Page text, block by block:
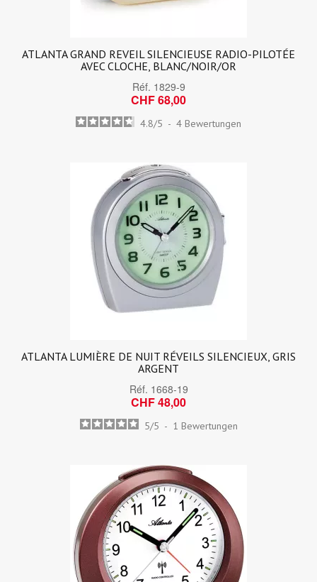
ATLANTA GRAND REVEIL SILENCIEUSE RADIO-PILOTÉE
AVEC CLOCHE, BLANC/NOIR/OR
Réf. 1829-9
CHF 68,00
4.8/5 - 4 Bewertungen
ATLANTA LUMIÈRE DE NUIT RÉVEILS SILENCIEUX, GRIS
ARGENT
Réf. 1668-19
CHF 48,00
5/5 - 1 Bewertungen